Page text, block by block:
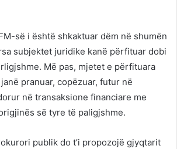
së i është shkaktuar dëm në shumën
subjektet juridike kanë përfituar dobi
Më pas, mjetet e përfituara
pranuar, copëzuar, futur në
në transaksione financiare me
së tyre të paligjshme.
publik do t’i propozojë gjyqtarit